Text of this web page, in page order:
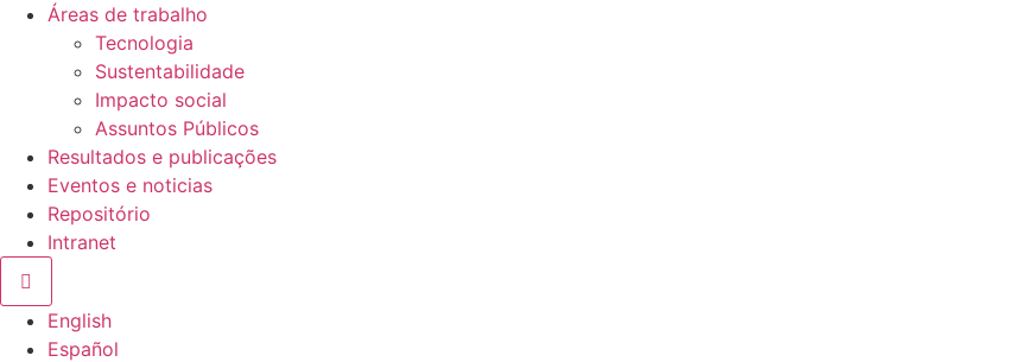
Áreas de trabalho
Tecnologia
Sustentabilidade
Impacto social
Assuntos Públicos
Resultados e publicações
Eventos e noticias
Repositório
Intranet
Hamburger Toggle Menu
English
Español